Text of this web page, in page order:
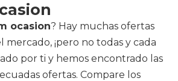
ocasion? Hay muchas ofertas
¡pero no todas y cada
por ti y hemos encontrado las
ofertas. Compare los